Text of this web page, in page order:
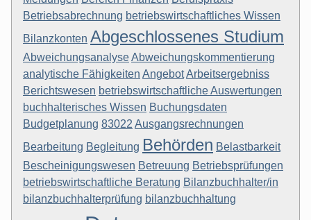
Betriebsabrechnung betriebswirtschaftliches Wissen
Bilanzkonten Abgeschlossenes Studium
AbweichungsanalyseAbweichungskommentierung
analytische Fähigkeiten AngebotArbeitsergebniss
Berichtswesen betriebswirtschaftliche Auswertungen
buchhalterisches Wissen Buchungsdaten
Budgetplanung 83022 Ausgangsrechnungen
Bearbeitung Begleitung Behörden Belastbarkeit
Bescheinigungswesen Betreuung Betriebsprüfungen
betriebswirtschaftliche Beratung Bilanzbuchhalter/in
bilanzbuchhalterprüfung bilanzbuchhaltung